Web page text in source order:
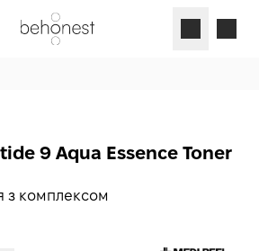
з комплексом
9 Aqua Essence Toner